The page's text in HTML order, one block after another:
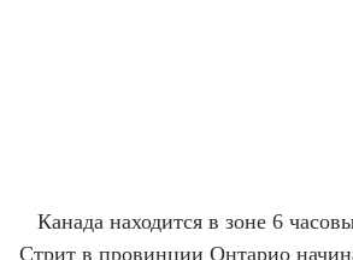
Канада находится в зоне 6
Стрит в провинции Онтарио